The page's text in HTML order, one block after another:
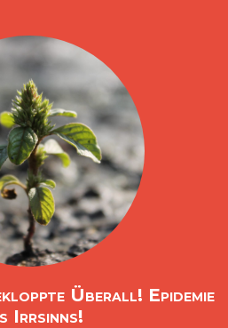
Überall! Epidemie
Irrsinns!